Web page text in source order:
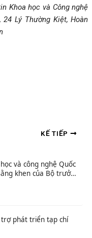
Khoa học và Công nghệ
24 Lý Thường Kiệt, Hoàn
KẾ TIẾP
và công nghệ Quốc
khen của Bộ trưởng
sắc
phát triển tạp chí